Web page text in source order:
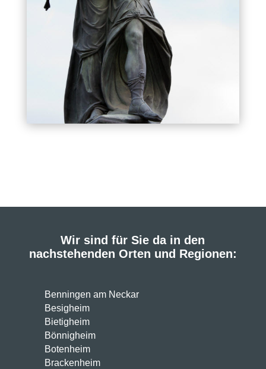
Wir sind für Sie da in den
nachstehenden Orten und Regionen:
Benningen am Neckar
Besigheim
Bietigheim
Bönnigheim
Botenheim
Brackenheim